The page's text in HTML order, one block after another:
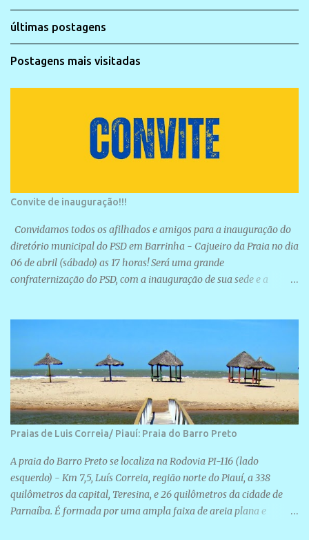
últimas postagens
Postagens mais visitadas
Convite de inauguração!!!
Convidamos todos os afilhados e amigos para a inauguração do
diretório municipal do PSD em Barrinha - Cajueiro da Praia no dia
06 de abril (sábado) as 17 horas! Será uma grande
confraternização do PSD, com a inauguração de sua sede e a
Praias de Luis Correia/ Piauí: Praia do Barro Preto
A praia do Barro Preto se localiza na Rodovia PI-116 (lado
esquerdo) - Km 7,5, Luís Correia, região norte do Piauí, a 338
quilômetros da capital, Teresina, e 26 quilômetros da cidade de
Parnaíba. É formada por uma ampla faixa de areia plana e